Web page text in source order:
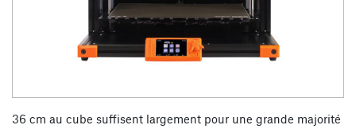
36 cm au cube suffisent largement pour une grande majorité